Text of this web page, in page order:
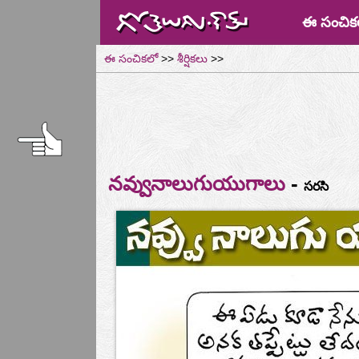
ఈ
ఈ సంచికలో>> శీర్షికలు >>
నవ్వునాలుగుయుగాలు -సరసి